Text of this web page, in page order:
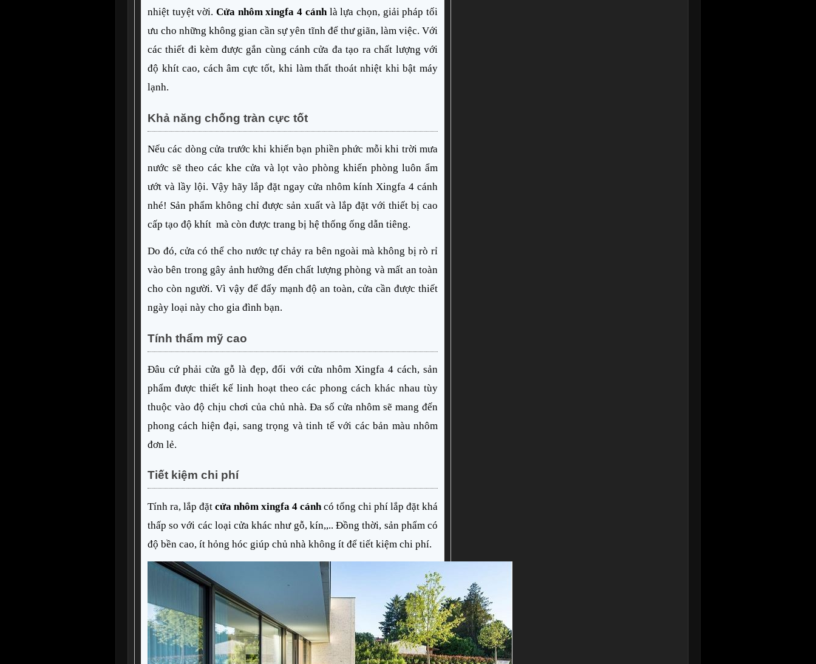
nhiệt tuyệt vời. Cửa nhôm xingfa 4 cánh là lựa chọn, giải pháp tối
ưu cho những không gian cần sự yên tĩnh để thư giãn, làm việc. Với
các thiết đi kèm được gắn cùng cánh cửa đa tạo ra chất lượng với
độ khít cao, cách âm cực tốt, khi làm thất thoát nhiệt khi bật máy
lạnh.
Khả năng chống tràn cực tốt
Nếu các dòng cửa trước khi khiến bạn phiền phức mỗi khi trời mưa
nước sẽ theo các khe cửa và lọt vào phòng khiến phòng luôn ẩm
ướt và lầy lội. Vậy hãy lắp đặt ngay cửa nhôm kính Xingfa 4 cánh
nhé! Sản phẩm không chỉ được sản xuất và lắp đặt với thiết bị cao
cấp tạo độ khít  mà còn được trang bị hệ thống ống dẫn tiêng.
Do đó, cửa có thể cho nước tự chảy ra bên ngoài mà không bị rò rỉ
vào bên trong gây ảnh hưởng đến chất lượng phòng và mất an toàn
cho còn người. Vì vậy để đẩy mạnh độ an toàn, cửa cần được thiết
ngày loại này cho gia đình bạn.
Tính thẩm mỹ cao
Đâu cứ phải cửa gỗ là đẹp, đối với cửa nhôm Xingfa 4 cách, sản
phẩm được thiết kế linh hoạt theo các phong cách khác nhau tùy
thuộc vào độ chịu chơi của chủ nhà. Đa số cửa nhôm sẽ mang đến
phong cách hiện đại, sang trọng và tinh tế với các bản màu nhôm
đơn lẻ.
Tiết kiệm chi phí
Tính ra, lắp đặt cửa nhôm xingfa 4 cánh có tổng chi phí lắp đặt khá
thấp so với các loại cửa khác như gỗ, kín,,.. Đồng thời, sản phẩm có
độ bền cao, ít hỏng hóc giúp chủ nhà không ít để tiết kiệm chi phí.